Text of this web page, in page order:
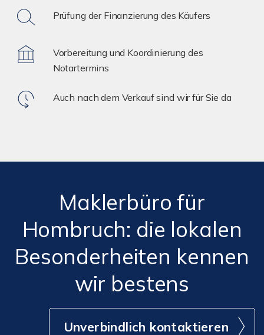
Prüfung der Finanzierung des Käufers
Vorbereitung und Koordinierung des
Notartermins
Auch nach dem Verkauf sind wir für Sie da
Maklerbüro für
Hombruch: die lokalen
Besonderheiten kennen
wir bestens
Unverbindlich kontaktieren